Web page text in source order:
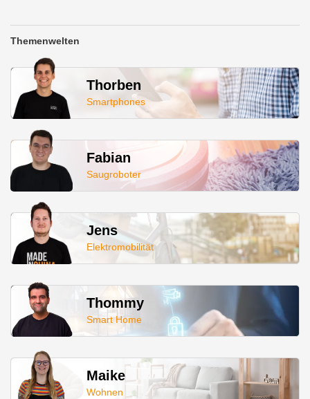
Themenwelten
Thorben
Smartphones
Fabian
Saugroboter
Jens
Elektromobilität
Thommy
Smart Home
Maike
Wohnen